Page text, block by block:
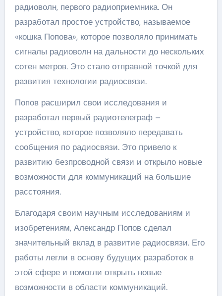
радиоволн, первого радиоприемника. Он
разработал простое устройство, называемое
«кошка Попова», которое позволяло принимать
сигналы радиоволн на дальности до нескольких
сотен метров. Это стало отправной точкой для
развития технологии радиосвязи.
Попов расширил свои исследования и
разработал первый радиотелеграф –
устройство, которое позволяло передавать
сообщения по радиосвязи. Это привело к
развитию безпроводной связи и открыло новые
возможности для коммуникаций на большие
расстояния.
Благодаря своим научным исследованиям и
изобретениям, Александр Попов сделал
значительный вклад в развитие радиосвязи. Его
работы легли в основу будущих разработок в
этой сфере и помогли открыть новые
возможности в области коммуникаций.